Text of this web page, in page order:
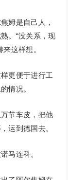
姆是自己人，
。“没关系，现
这样想。
更便于进行工
情况。
节车皮，把他
运到德国去。
马连科。